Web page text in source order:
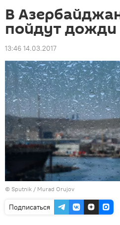
В
пойдут дожди
13:46 14.03.2017
© Sputnik / Murad Orujov
Подписаться